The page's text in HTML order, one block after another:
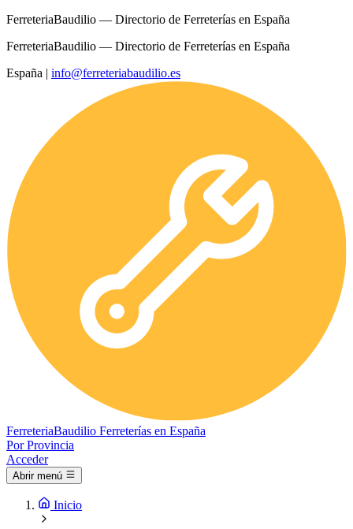
FerreteriaBaudilio — Directorio de Ferreterías en España
FerreteriaBaudilio — Directorio de Ferreterías en España
España | info@ferreteriabaudilio.es
FerreteriaBaudilio Ferreterías en España
Por Provincia
Acceder
Abrir menú
Inicio